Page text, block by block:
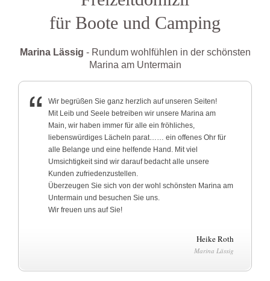
für Boote und Camping
Marina Lässig - Rundum wohlfühlen in der schönsten
Marina am Untermain
Wir begrüßen Sie ganz herzlich auf unseren Seiten!
Mit Leib und Seele betreiben wir unsere Marina am
Main, wir haben immer für alle ein fröhliches,
liebenswürdiges Lächeln parat…… ein offenes Ohr für
alle Belange und eine helfende Hand. Mit viel
Umsichtigkeit sind wir darauf bedacht alle unsere
Kunden zufriedenzustellen.
Überzeugen Sie sich von der wohl schönsten Marina am
Untermain und besuchen Sie uns.
Wir freuen uns auf Sie!
Heike Roth
Marina Lässig